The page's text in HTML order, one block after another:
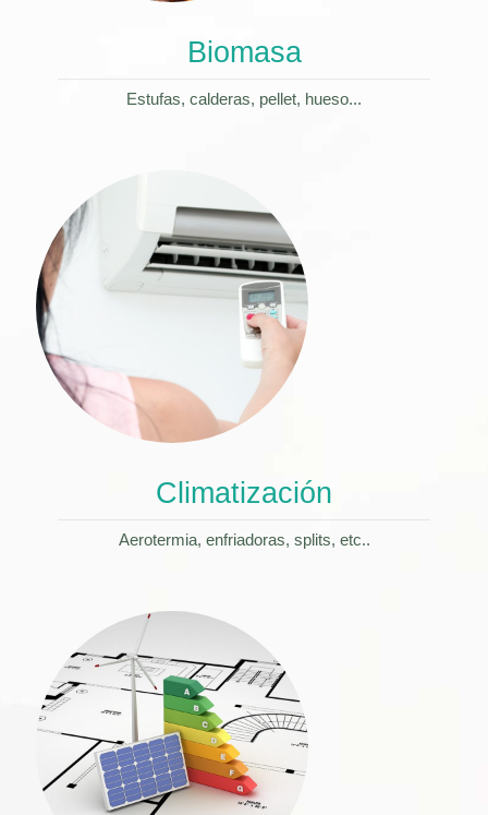
Biomasa
Estufas, calderas, pellet, hueso...
Climatización
Aerotermia, enfriadoras, splits, etc..